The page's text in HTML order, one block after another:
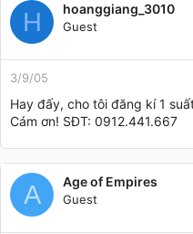
H hoanggiang_3010
Guest
3/9/05
Hay đấy, cho tôi đăng kí 1
Cám ơn! SĐT: 0912.441.667
A Age of Empires
Guest